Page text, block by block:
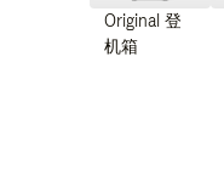
Original 登
机箱